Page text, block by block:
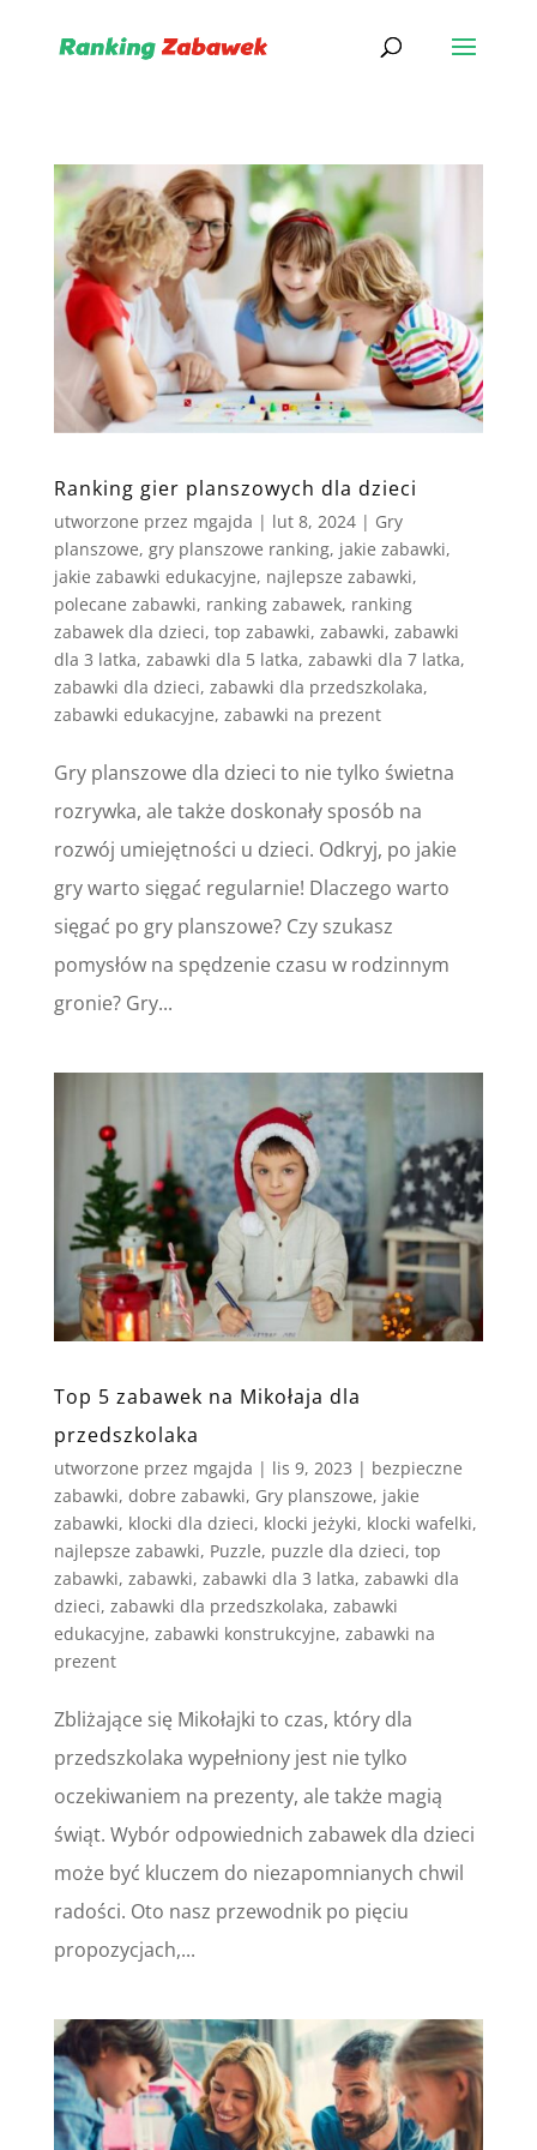
Ranking gier planszowych dla dzieci
utworzone przez mgajda | lut 8, 2024| Gry
planszowe, gry planszowe ranking, jakie zabawki,
jakie zabawki edukacyjne, najlepsze zabawki,
polecane zabawki, ranking zabawek, ranking
zabawek dla dzieci, top zabawki, zabawki, zabawki
dla 3 latka, zabawki dla 5 latka, zabawki dla 7 latka,
zabawki dla dzieci, zabawki dla przedszkolaka,
zabawki edukacyjne, zabawki na prezent
Gry planszowe dla dzieci to nie tylko świetna
rozrywka, ale także doskonały sposób na
rozwój umiejętności u dzieci. Odkryj, po jakie
gry warto sięgać regularnie! Dlaczego warto
sięgać po gry planszowe? Czy szukasz
pomysłów na spędzenie czasu w rodzinnym
gronie? Gry...
Top 5 zabawek na Mikołaja dla
przedszkolaka
utworzone przez mgajda | lis 9, 2023 | bezpieczne
zabawki, dobre zabawki, Gry planszowe, jakie
zabawki, klocki dla dzieci, klocki jeżyki, klocki wafelki,
najlepsze zabawki, Puzzle, puzzle dla dzieci, top
zabawki, zabawki, zabawki dla 3 latka, zabawki dla
dzieci, zabawki dla przedszkolaka, zabawki
edukacyjne, zabawki konstrukcyjne, zabawki na
prezent
Zbliżające się Mikołajki to czas, który dla
przedszkolaka wypełniony jest nie tylko
oczekiwaniem na prezenty, ale także magią
świąt. Wybór odpowiednich zabawek dla dzieci
może być kluczem do niezapomnianych chwil
radości. Oto nasz przewodnik po pięciu
propozycjach,...